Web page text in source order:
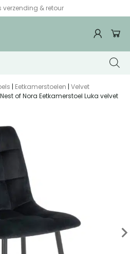
verzending & retour
| Eetkamerstoelen | Velvet
of Nora Eetkamerstoel Luka velvet